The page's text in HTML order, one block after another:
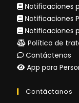
Notificaciones
Notificaciones
Notificaciones
Política de
Contáctenos
App para
Contáctanos